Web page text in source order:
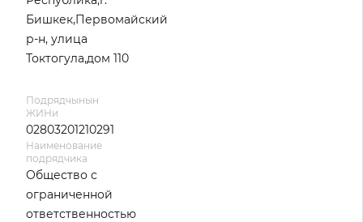
Бишкек,Первомайский
р-н, улица
Токтогула,дом 110
Подрядчынын
ЖИНи
02803201210291
Наименование
подрядчика
Общество с
ограниченной
ответственностью